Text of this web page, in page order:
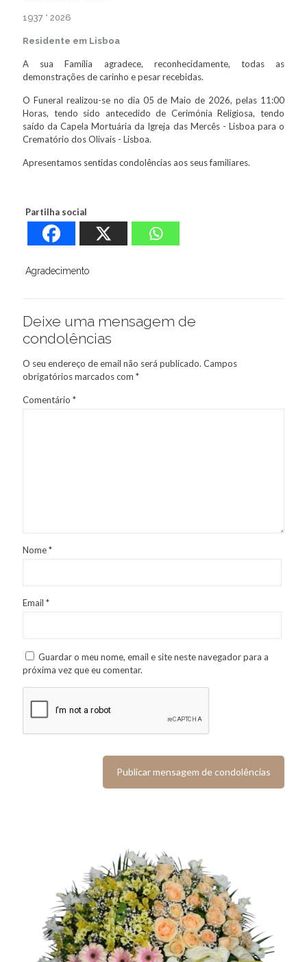
1937 * 2026
Residente em Lisboa
A sua Família agradece, reconhecidamente, todas as
demonstrações de carinho e pesar recebidas.
O Funeral realizou-se no dia 05 de Maio de 2026, pelas 11:00
Horas, tendo sido antecedido de Cerimónia Religiosa, tendo
saído da Capela Mortuária da Igreja das Mercês - Lisboa para o
Crematório dos Olivais - Lisboa.
Apresentamos sentidas condolências aos seus familiares.
Partilha social
Agradecimento
Deixe uma mensagem de
condolências
O seu endereço de email não será publicado. Campos
obrigatórios marcados com *
Comentário *
Nome*
Email *
Guardar o meu nome, email e site neste navegador para a
próxima vez que eu comentar.